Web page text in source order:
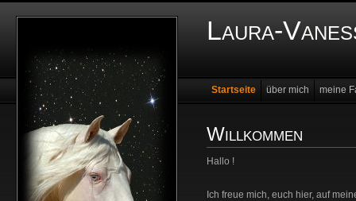
Laura-
Startseite über mich meine
Willkommen
Hallo !
Ich freue mich, euch hier, auf